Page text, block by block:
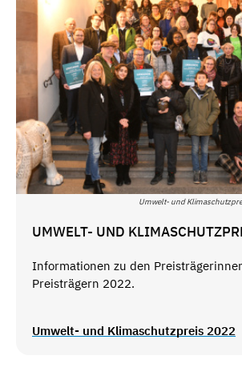
Umwelt- und
UMWELT- UND
Informationen zu den
Preisträgern 2022.
Umwelt- und Klimaschutzpreis 2022